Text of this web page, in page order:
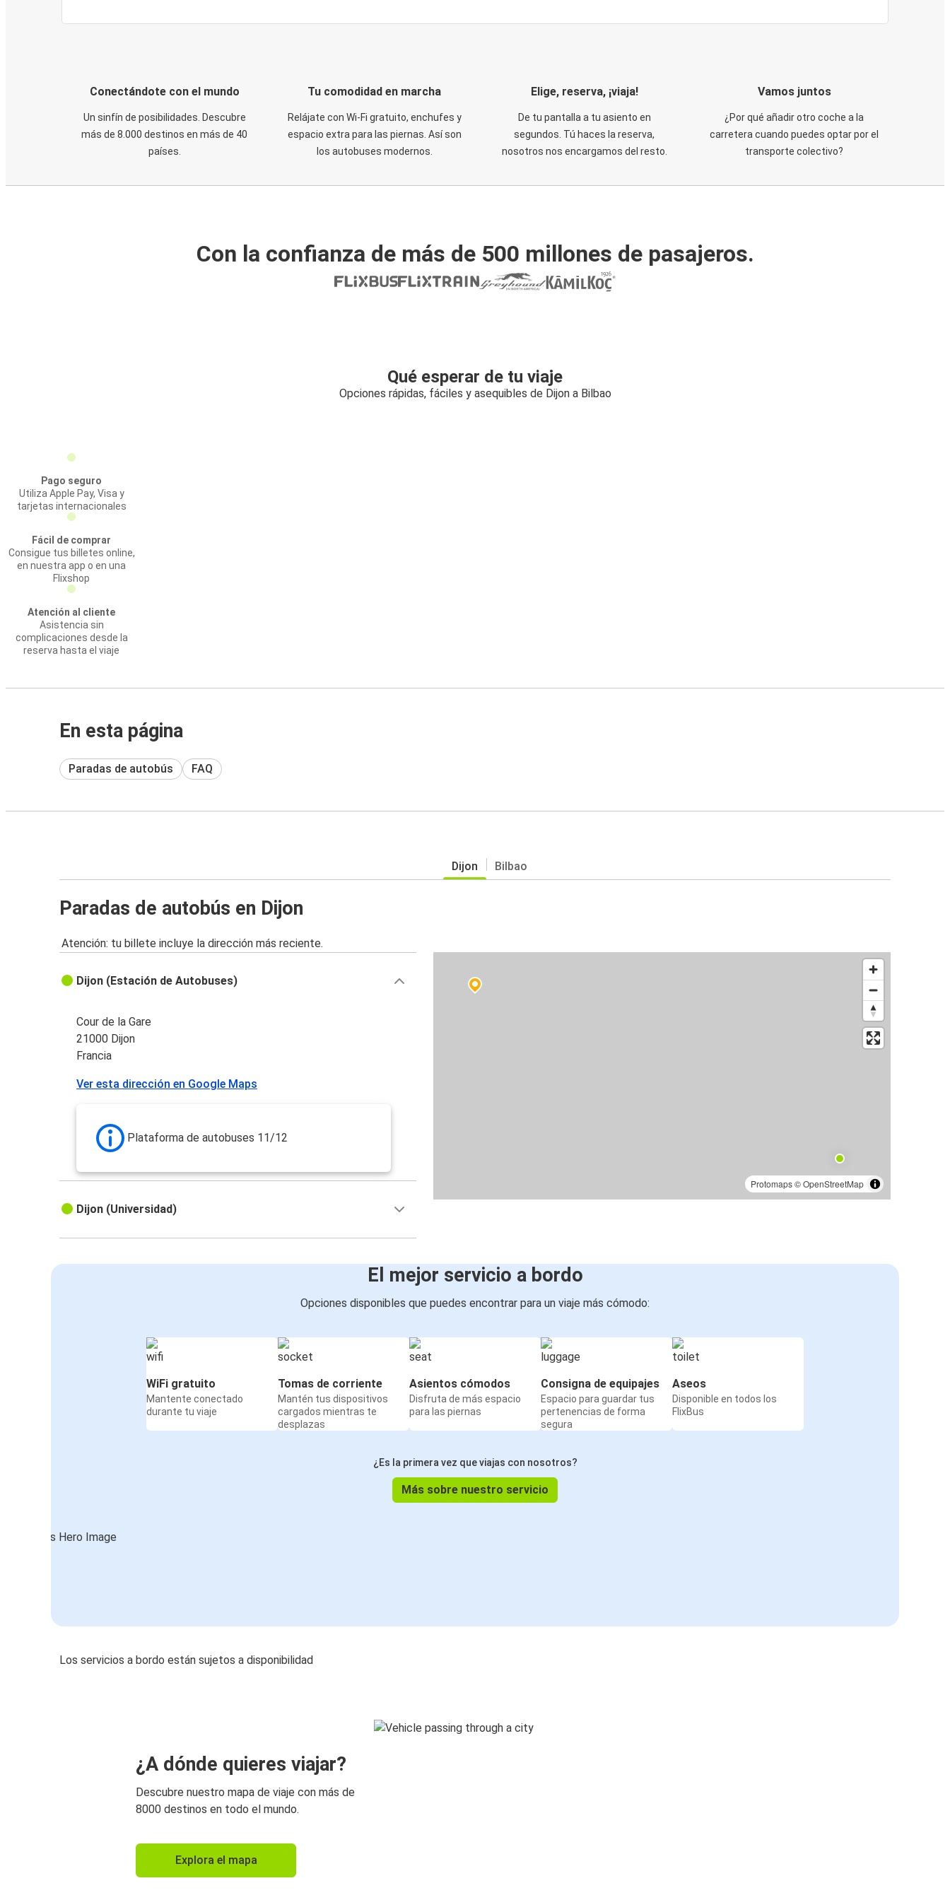
Conectándote con el mundo
Un sinfín de posibilidades. Descubre
más de 8.000 destinos en más de 40
países.
Tu comodidad en marcha
Relájate con Wi-Fi gratuito, enchufes y
espacio extra para las piernas. Así son
los autobuses modernos.
Elige, reserva, ¡viaja!
De tu pantalla a tu asiento en
segundos. Tú haces la reserva,
nosotros nos encargamos del resto.
Vamos juntos
¿Por qué añadir otro coche a la
carretera cuando puedes optar por el
transporte colectivo?
Con la confianza de más de 500 millones de pasajeros.
Qué esperar de tu viaje
Opciones rápidas, fáciles y asequibles de Dijon a Bilbao
Pago seguro
Utiliza Apple Pay, Visa y
tarjetas internacionales
Fácil de comprar
Consigue tus billetes online,
en nuestra app o en una
Flixshop
Atención al cliente
Asistencia sin
complicaciones desde la
reserva hasta el viaje
En esta página
Paradas de autobús FAQ
Dijon Bilbao
Paradas de autobús en Dijon
Atención: tu billete incluye la dirección más reciente.
Protomaps©OpenStreetMap
Dijon (Estación de Autobuses)
Cour de la Gare
21000 Dijon
Francia
Ver esta dirección en Google Maps
Plataforma de autobuses 11/12
Dijon (Universidad)
El mejor servicio a bordo
Opciones disponibles que puedes encontrar para un viaje más cómodo:
WiFi gratuito
Mantente conectado
durante tu viaje
Tomas de corriente
Mantén tus dispositivos
cargados mientras te
desplazas
Asientos cómodos
Disfruta de más espacio
para las piernas
Consigna de equipajes
Espacio para guardar tus
pertenencias de forma
segura
Aseos
Disponible en todos los
FlixBus
¿Es la primera vez que viajas con nosotros?
Más sobre nuestro servicio
Los servicios a bordo están sujetos a disponibilidad
¿A dónde quieres viajar?
Descubre nuestro mapa de viaje con más de
8000 destinos en todo el mundo.
Explora el mapa